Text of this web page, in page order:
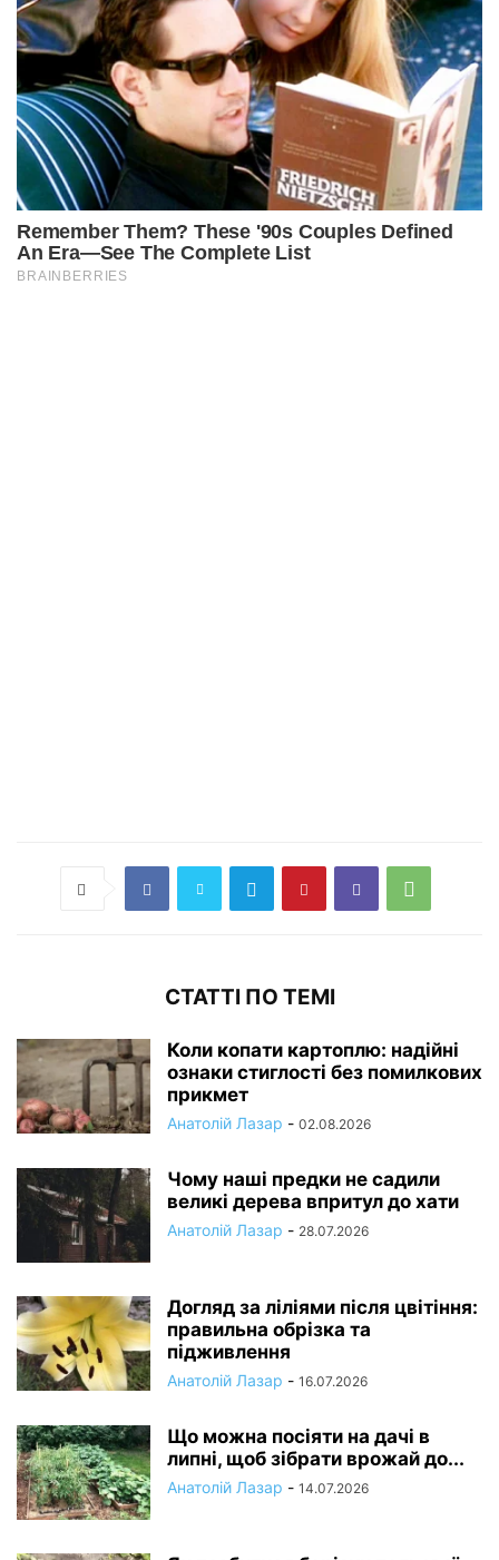
СТАТТІ ПО ТЕМІ
Коли копати картоплю: надійні
ознаки стиглості без помилкових
прикмет
Анатолій Лазар - 02.08.2026
Чому наші предки не садили
великі дерева впритул до хати
Анатолій Лазар - 28.07.2026
Догляд за ліліями після цвітіння:
правильна обрізка та
підживлення
Анатолій Лазар - 16.07.2026
Що можна посіяти на дачі в
липні, щоб зібрати врожай до...
Анатолій Лазар - 14.07.2026